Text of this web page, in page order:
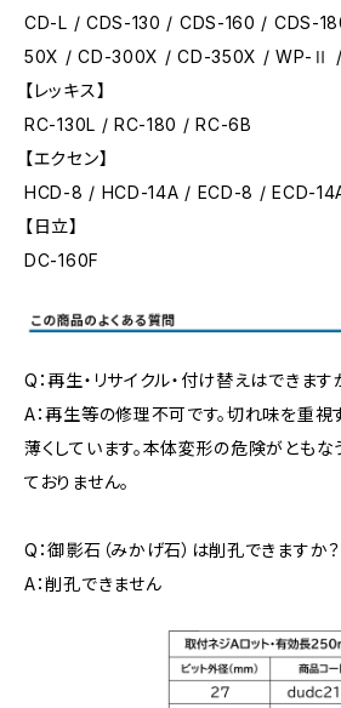
CD-L / CDS-130 / CDS-160 / CDS-
50X / CD-300X / CD-350X / WP-Ⅱ /
【レッキス】
RC-130L / RC-180 / RC-6B
【エクセン】
HCD-8 / HCD-14A / ECD-8 / ECD-
【日立】
DC-160F
Q：再生・リサイクル・付け替えはできます
A：再生等の修理不可です。切れ味を重視
薄くしています。本体変形の危険がとも
ておりません。
Q：御影石（みかげ石）は削孔できますか？
A：削孔できません